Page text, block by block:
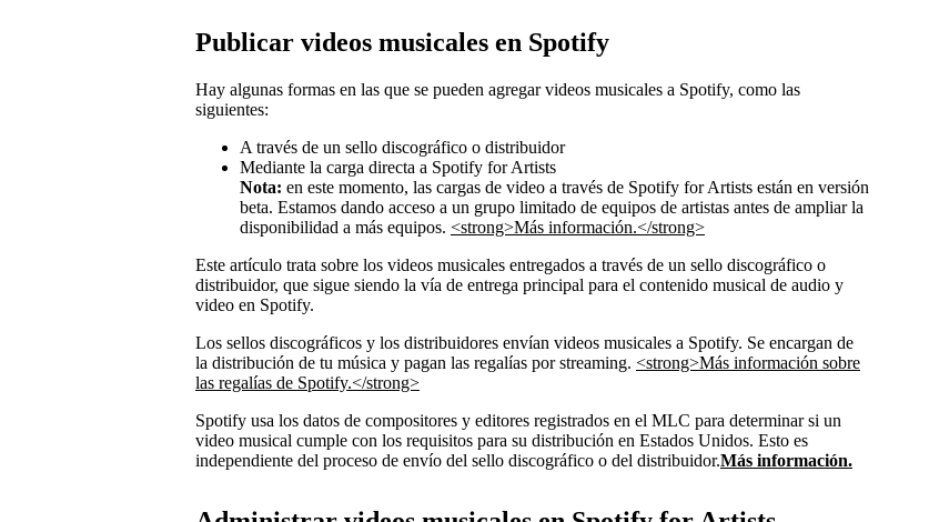
Publicar videos musicales en Spotify
Hay algunas formas en las que se pueden agregar videos musicales a Spotify, como las
siguientes:
A través de un sello discográfico o distribuidor
Mediante la carga directa a Spotify for Artists
Nota: en este momento, las cargas de video a través de Spotify for Artists están en versión
beta. Estamos dando acceso a un grupo limitado de equipos de artistas antes de ampliar la
disponibilidad a más equipos. <strong>Más información.</strong>
Este artículo trata sobre los videos musicales entregados a través de un sello discográfico o
distribuidor, que sigue siendo la vía de entrega principal para el contenido musical de audio y
video en Spotify.
Los sellos discográficos y los distribuidores envían videos musicales a Spotify. Se encargan de
la distribución de tu música y pagan las regalías por streaming. <strong>Más información sobre
las regalías de Spotify.</strong>
Spotify usa los datos de compositores y editores registrados en el MLC para determinar si un
video musical cumple con los requisitos para su distribución en Estados Unidos. Esto es
independiente del proceso de envío del sello discográfico o del distribuidor.Más información.